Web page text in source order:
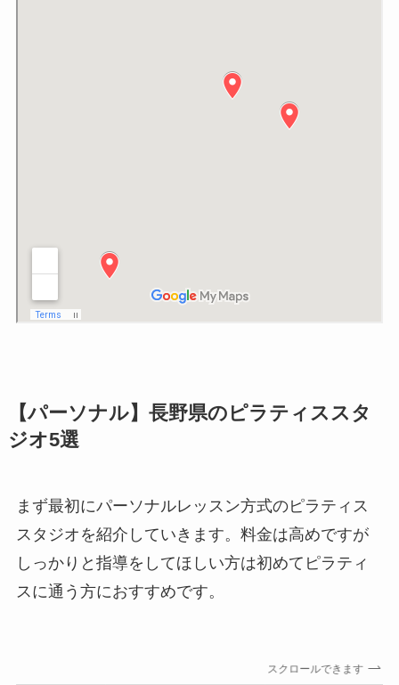
【パーソナル】長野県のピラティススタ
ジオ5選
まず最初にパーソナルレッスン方式のピラティス
スタジオを紹介していきます。料金は高めですが
しっかりと指導をしてほしい方は初めてピラティ
スに通う方におすすめです。
スクロールできます